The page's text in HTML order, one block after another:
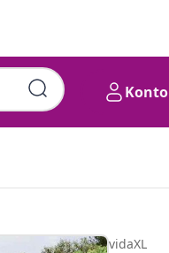
Konto
vidaXL